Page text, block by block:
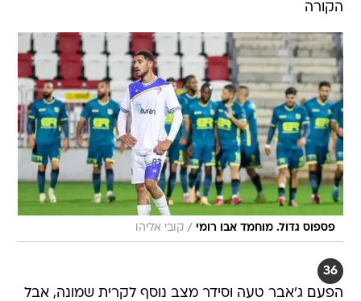
הקורה
פספוס גדול. מוחמד אבו רומי / קובי אליהו
36
הפעם ג'אבר טעה וסידר מצב נוסף לקרית שמונה, אבל